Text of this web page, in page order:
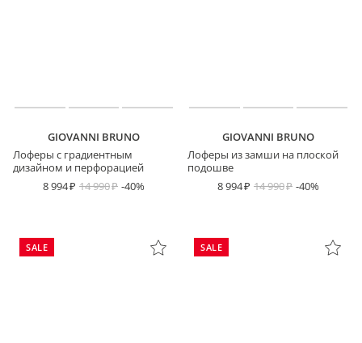
GIOVANNI BRUNO
Лоферы с градиентным
дизайном и перфорацией
8 994
14 990 -40%
GIOVANNI BRUNO
Лоферы из замши на плоской
подошве
8 994
14 990 -40%
SALE SALE